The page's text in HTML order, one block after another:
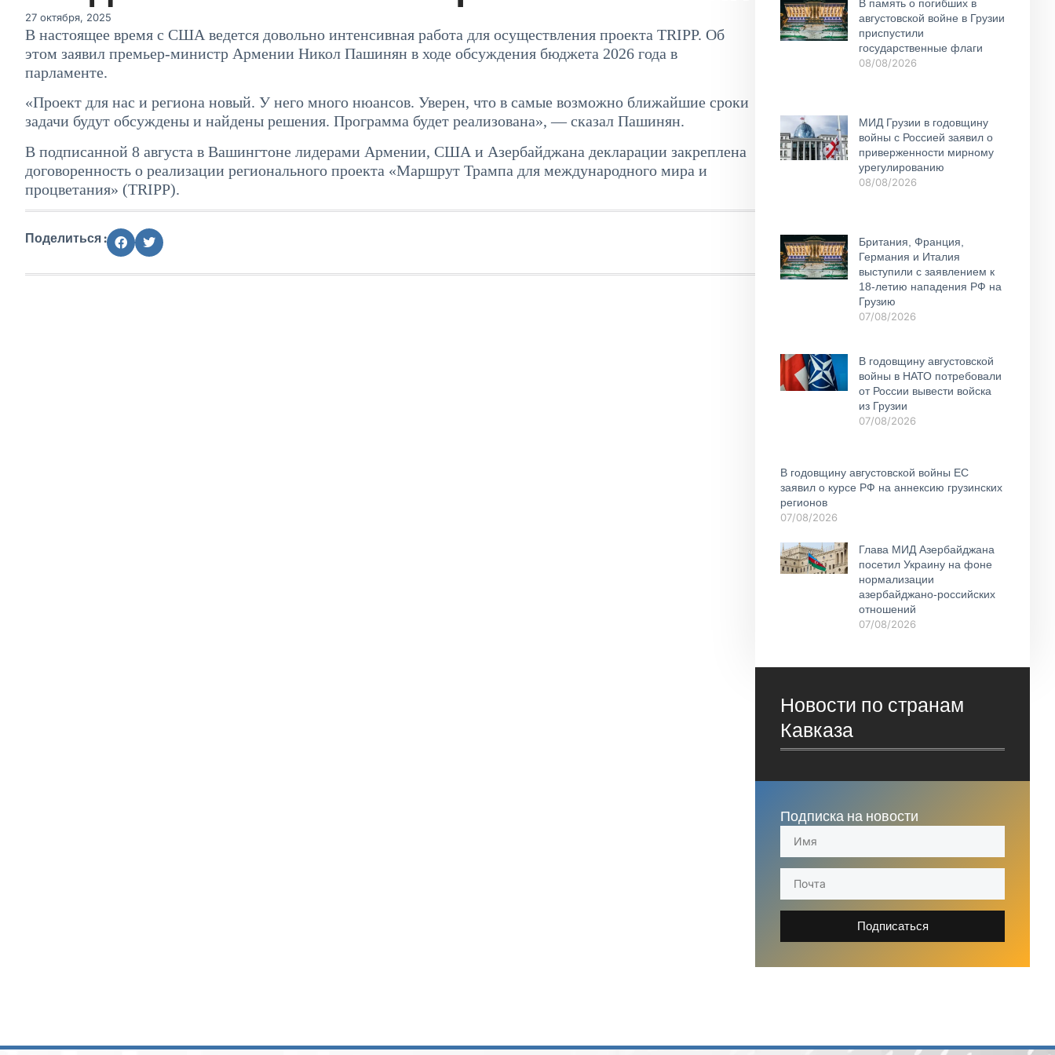
27 октября, 2025
В настоящее время с США ведется довольно интенсивная работа для осуществления проекта TRIPP. Об
этом заявил премьер-министр Армении Никол Пашинян в ходе обсуждения бюджета 2026 года в
парламенте.
«Проект для нас и региона новый. У него много нюансов. Уверен, что в самые возможно ближайшие сроки
задачи будут обсуждены и найдены решения. Программа будет реализована», — сказал Пашинян.
В подписанной 8 августа в Вашингтоне лидерами Армении, США и Азербайджана декларации закреплена
договоренность о реализации регионального проекта «Маршрут Трампа для международного мира и
процветания» (TRIPP).
Поделиться :
В память о погибших в
августовской войне в Грузии
приспустили
государственные флаги
08/08/2026
МИД Грузии в годовщину
войны с Россией заявил о
приверженности мирному
урегулированию
08/08/2026
Британия, Франция,
Германия и Италия
выступили с заявлением к
18-летию нападения РФ на
Грузию
07/08/2026
В годовщину августовской
войны в НАТО потребовали
от России вывести войска
из Грузии
07/08/2026
В годовщину августовской войны ЕС
заявил о курсе РФ на аннексию грузинских
регионов
07/08/2026
Глава МИД Азербайджана
посетил Украину на фоне
нормализации
азербайджано-российских
отношений
07/08/2026
Новости по странам
Кавказа
Подписка на новости
Подписаться